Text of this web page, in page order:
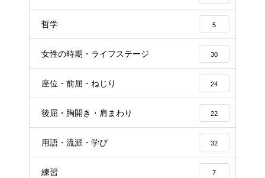
哲学 5
女性の時期・ライフステージ 30
座位・前屈・ねじり 24
後屈・胸開き・肩まわり 22
用語・流派・学び 32
練習 7